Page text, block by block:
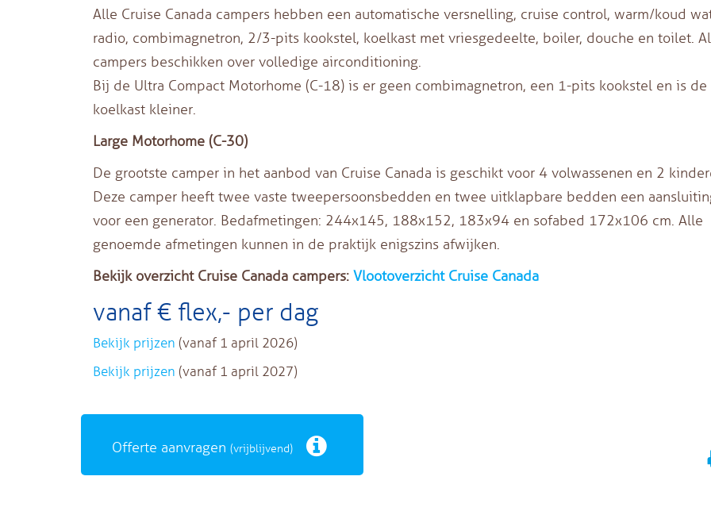
Alle Cruise Canada campers hebben een automatische versnelling, cruise control, warm/koud
radio, combimagnetron, 2/3-pits kookstel, koelkast met vriesgedeelte, boiler, douche en toilet.
campers beschikken over volledige airconditioning.
Bij de Ultra Compact Motorhome (C-18) is er geen combimagnetron, een 1-pits kookstel en is de
koelkast kleiner.
Large Motorhome (C-30)
De grootste camper in het aanbod van Cruise Canada is geschikt voor 4 volwassenen en 2
Deze camper heeft twee vaste tweepersoonsbedden en twee uitklapbare bedden een
voor een generator. Bedafmetingen: 244x145, 188x152, 183x94 en sofabed 172x106 cm. Alle
genoemde afmetingen kunnen in de praktijk enigszins afwijken.
Bekijk overzicht Cruise Canada campers: Vlootoverzicht Cruise Canada
vanaf € flex,- per dag
Bekijk prijzen (vanaf 1 april 2026)
Bekijk prijzen (vanaf 1 april 2027)
Offerte aanvragen (vrijblijvend)